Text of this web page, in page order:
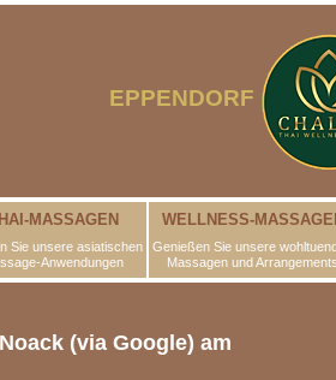
EPPENDORF
MASSAGEN
Sie unsere asiatischen
Anwendungen
WELLNESS-
Genießen Sie unsere
Massagen und Arrangements
(via Google) am